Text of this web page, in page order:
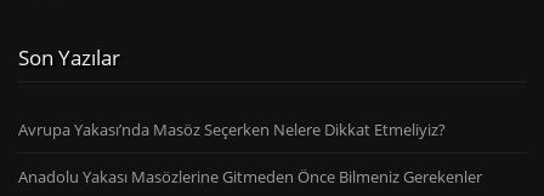
Son Yazılar
Avrupa Yakası’nda Masöz Seçerken Nelere Dikkat Etmeliyiz?
Anadolu Yakası Masözlerine Gitmeden Önce Bilmeniz Gerekenler